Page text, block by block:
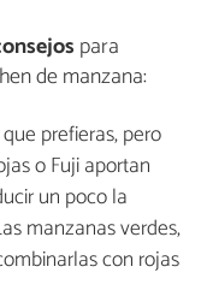
para
de manzana:
prefieras, pero
o Fuji aportan
un poco la
manzanas verdes,
con rojas